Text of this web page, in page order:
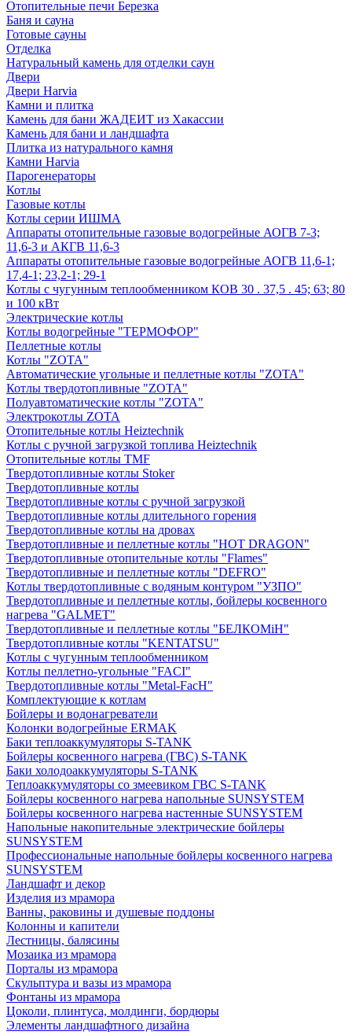
Отопительные печи Березка
Баня и сауна
Готовые сауны
Отделка
Натуральный камень для отделки саун
Двери
Двери Harvia
Камни и плитка
Камень для бани ЖАДЕИТ из Хакассии
Камень для бани и ландшафта
Плитка из натурального камня
Камни Harvia
Парогенераторы
Котлы
Газовые котлы
Котлы серии ИШМА
Аппараты отопительные газовые водогрейные АОГВ 7-3;
11,6-3 и АКГВ 11,6-3
Аппараты отопительные газовые водогрейные АОГВ 11,6-1;
17,4-1; 23,2-1; 29-1
Котлы с чугунным теплообменником КОВ 30 . 37,5 . 45; 63; 80
и 100 кВт
Электрические котлы
Котлы водогрейные "ТЕРМОФОР"
Пеллетные котлы
Котлы "ZOTA"
Автоматические угольные и пеллетные котлы "ZOTA"
Котлы твердотопливные "ZOTA"
Полуавтоматические котлы "ZOTA"
Электрокотлы ZOTA
Отопительные котлы Heiztechnik
Котлы с ручной загрузкой топлива Heiztechnik
Отопительные котлы TMF
Твердотопливные котлы Stoker
Твердотопливные котлы
Твердотопливные котлы с ручной загрузкой
Твердотопливные котлы длительного горения
Твердотопливные котлы на дровах
Твердотопливные и пеллетные котлы "HOT DRAGON"
Твердотопливные отопительные котлы "Flames"
Твердотопливные и пеллетные котлы "DEFRO"
Котлы твердотопливные с водяным контуром "УЗПО"
Твердотопливные и пеллетные котлы, бойлеры косвенного
нагрева "GALMET"
Твердотопливные и пеллетные котлы "БЕЛКОМiН"
Твердотопливные котлы "KENTATSU"
Котлы с чугунным теплообменником
Котлы пеллетно-угольные "FACI"
Твердотопливные котлы "Metal-FacH"
Комплектующие к котлам
Бойлеры и водонагреватели
Колонки водогрейные ERMAK
Баки теплоаккумуляторы S-TANK
Бойлеры косвенного нагрева (ГВС) S-TANK
Баки холодоаккумуляторы S-TANK
Теплоаккумуляторы со змеевиком ГВС S-TANK
Бойлеры косвенного нагрева напольные SUNSYSTEM
Бойлеры косвенного нагрева настенные SUNSYSTEM
Напольные накопительные электрические бойлеры
SUNSYSTEM
Профессиональные напольные бойлеры косвенного нагрева
SUNSYSTEM
Ландшафт и декор
Изделия из мрамора
Ванны, раковины и душевые поддоны
Колонны и капители
Лестницы, балясины
Мозаика из мрамора
Порталы из мрамора
Скульптура и вазы из мрамора
Фонтаны из мрамора
Цоколи, плинтуса, молдинги, бордюры
Элементы ландшафтного дизайна